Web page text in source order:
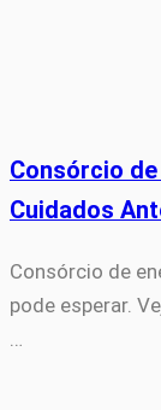
Consórcio
Cuidados
Consórcio de
pode esperar.